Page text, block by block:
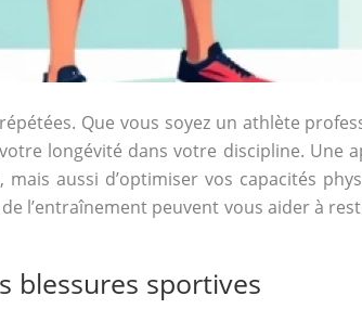
Que vous soyez un athlète
longévité dans votre discipline.
aussi d’optimiser vos capacités
l’entraînement peuvent vous aider à
blessures sportives